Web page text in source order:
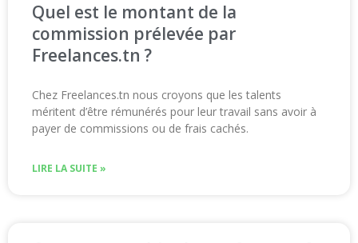
Quel est le montant de la
commission prélevée par
Freelances.tn ?
Chez Freelances.tn nous croyons que les talents
méritent d’être rémunérés pour leur travail sans avoir à
payer de commissions ou de frais cachés.
LIRE LA SUITE »